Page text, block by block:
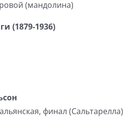
(мандолина)
(1879-1936)
финал (Сальтарелла)